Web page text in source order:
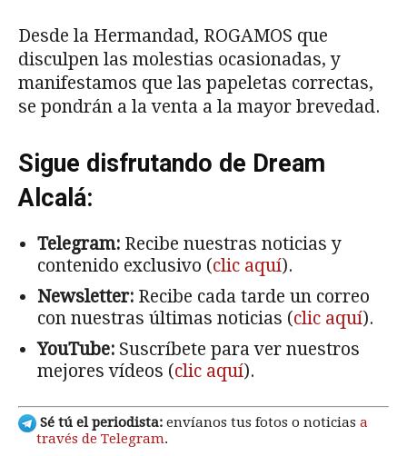
Desde la Hermandad, ROGAMOS que
disculpen las molestias ocasionadas, y
manifestamos que las papeletas correctas,
se pondrán a la venta a la mayor brevedad.
Sigue disfrutando de Dream
Alcalá:
Telegram: Recibe nuestras noticias y
contenido exclusivo (clic aquí).
Newsletter: Recibe cada tarde un correo
con nuestras últimas noticias (clic aquí).
YouTube: Suscríbete para ver nuestros
mejores vídeos (clic aquí).
Sé tú el periodista: envíanos tus fotos o noticias a
través de Telegram.